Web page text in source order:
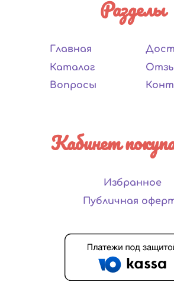
Разделы
Главная
Каталог
Вопросы
Кабинет
Избранное
Публичная